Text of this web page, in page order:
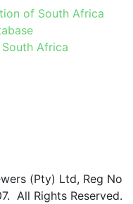
of South Africa
Africa
(Pty) Ltd, Reg No
All Rights Reserved.